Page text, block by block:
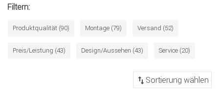
Filtern:
Produktqualität (90) Montage (79) Versand (52)
Preis/Leistung (43) Design/Aussehen (43) Service (20)